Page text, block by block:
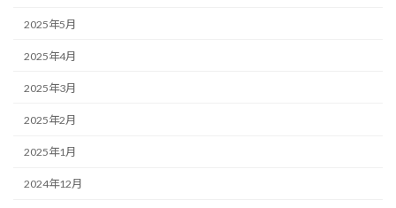
2025年5月
2025年4月
2025年3月
2025年2月
2025年1月
2024年12月